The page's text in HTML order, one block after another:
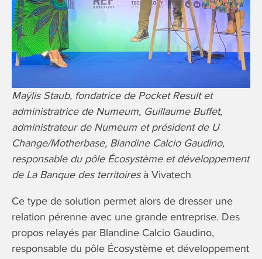
Maÿlis Staub, fondatrice de Pocket Result et
administratrice de Numeum, Guillaume Buffet,
administrateur de Numeum et président de U
Change/Motherbase, Blandine Calcio Gaudino,
responsable du pôle Écosystème et développement
de La Banque des territoiresà Vivatech
Ce type de solution permet alors de dresser une
relation pérenne avec une grande entreprise. Des
propos relayés par Blandine Calcio Gaudino,
responsable du pôle Écosystème et développement